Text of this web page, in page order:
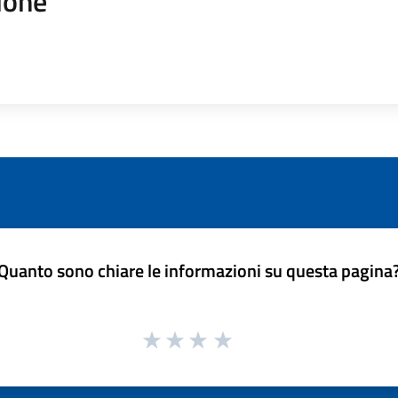
sono chiare le informazioni su questa